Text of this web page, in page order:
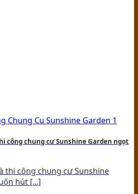
công chung cư Sunshine Garden ngọt
thi công chung cư Sunshine
hút [...]